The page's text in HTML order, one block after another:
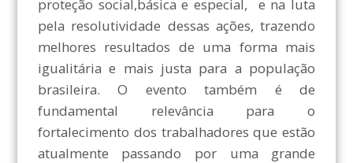
proteção social,básica e especial, e na luta
pela resolutividade dessas ações, trazendo
melhores resultados de uma forma mais
igualitária e mais justa para a população
brasileira. O evento também é de
fundamental relevância para o
fortalecimento dos trabalhadores que estão
atualmente passando por uma grande